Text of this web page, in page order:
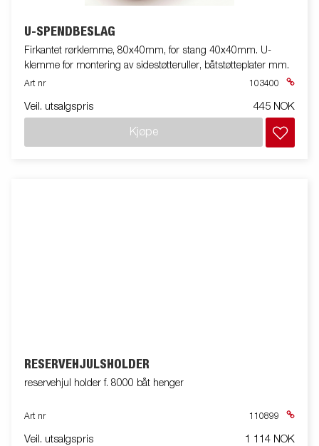
U-SPENDBESLAG
Firkantet rørklemme, 80x40mm, for stang 40x40mm. U-
klemme for montering av sidestøtteruller, båtstøtteplater mm.
Art nr 103400
Veil. utsalgspris 445 NOK
Kjøpe
RESERVEHJULSHOLDER
reservehjul holder f. 8000 båt henger
Art nr 110899
Veil. utsalgspris 1 114 NOK